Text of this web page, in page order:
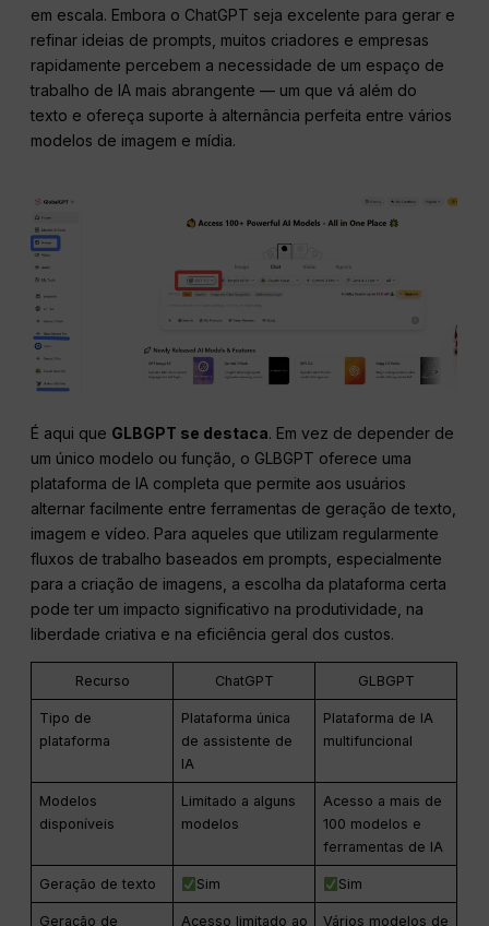
em escala. Embora o ChatGPT seja excelente para gerar e
refinar ideias de prompts, muitos criadores e empresas
rapidamente percebem a necessidade de um espaço de
trabalho de IA mais abrangente — um que vá além do
texto e ofereça suporte à alternância perfeita entre vários
modelos de imagem e mídia.
É aqui que GLBGPT se destaca. Em vez de depender de
um único modelo ou função, o GLBGPT oferece uma
plataforma de IA completa que permite aos usuários
alternar facilmente entre ferramentas de geração de texto,
imagem e vídeo. Para aqueles que utilizam regularmente
fluxos de trabalho baseados em prompts, especialmente
para a criação de imagens, a escolha da plataforma certa
pode ter um impacto significativo na produtividade, na
liberdade criativa e na eficiência geral dos custos.
Recurso ChatGPT GLBGPT
Tipo de
plataforma
Plataforma única
de assistente de
IA
Plataforma de IA
multifuncional
Modelos
disponíveis
Limitado a alguns
modelos
Acesso a mais de
100 modelos e
ferramentas de IA
Geração de texto Sim Sim
Geração de Acesso limitado ao Vários modelos de